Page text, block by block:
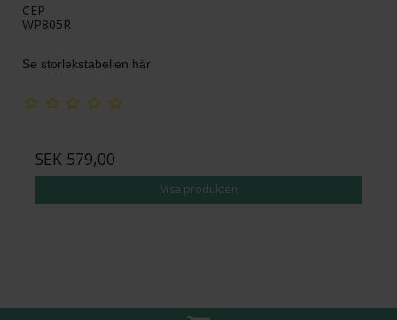
CEP
WP805R
Se storlekstabellen här
SEK 579,00
Visa produkten